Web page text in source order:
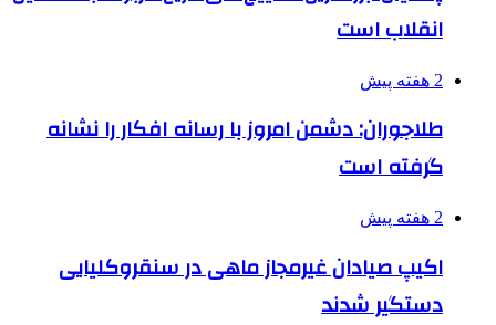
انقلاب است
2 هفته پیش
طلاجوران: دشمن امروز با رسانه افکار را نشانه
گرفته است
2 هفته پیش
اکیپ صیادان غیرمجاز ماهی در سنقروکلیایی
دستگیر شدند